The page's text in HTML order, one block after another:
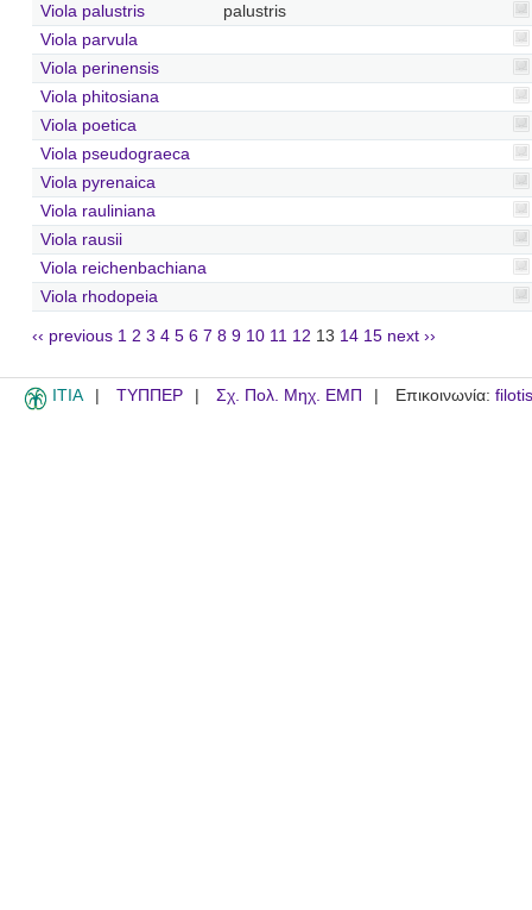
Viola palustris
palustris
Viola parvula
Viola perinensis
Viola phitosiana
Viola poetica
Viola pseudograeca
Viola pyrenaica
Viola rauliniana
Viola rausii
Viola reichenbachiana
Viola rhodopeia
‹‹ previous 1 2 3 4 5 6 7 8 9 10 11 12 13 14 15 next ››
ITIA ΤΥΠΠΕΡ Σχ. Πολ. Μηχ. ΕΜΠ Επικοινωνία: